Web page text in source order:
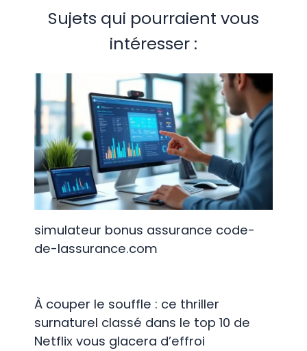
Sujets qui pourraient vous
intéresser :
simulateur bonus assurance code-
de-lassurance.com
À couper le souffle : ce thriller
surnaturel classé dans le top 10 de
Netflix vous glacera d’effroi